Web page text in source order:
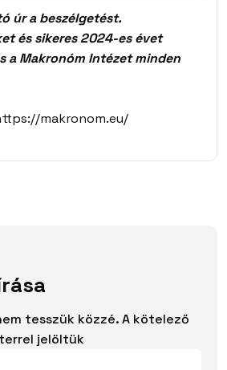
úr a beszélgetést.
és sikeres 2024-es évet
a Makronóm Intézet minden
makronom.eu/
tesszük közzé.A kötelező
jelöltük